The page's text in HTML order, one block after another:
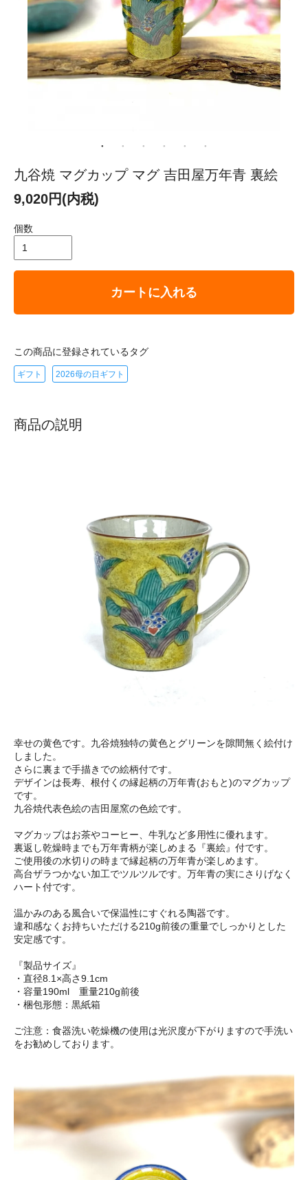
九谷焼 マグカップ マグ 吉田屋万年青 裏絵
9,020円(内税)
個数
カートに入れる
この商品に登録されているタグ
ギフト 2026母の日ギフト
商品の説明
幸せの黄色です。九谷焼独特の黄色とグリーンを隙間無く絵付け
しました。
さらに裏まで手描きでの絵柄付です。
デザインは長寿、根付くの縁起柄の万年青(おもと)のマグカップ
です。
九谷焼代表色絵の吉田屋窯の色絵です。
マグカップはお茶やコーヒー、牛乳など多用性に優れます。
裏返し乾燥時までも万年青柄が楽しめまる『裏絵』付です。
ご使用後の水切りの時まで縁起柄の万年青が楽しめます。
高台ザラつかない加工でツルツルです。万年青の実にさりげなく
ハート付です。
温かみのある風合いで保温性にすぐれる陶器です。
違和感なくお持ちいただける210g前後の重量でしっかりとした
安定感です。
『製品サイズ』
・直径8.1×高さ9.1cm
・容量190ml 重量210g前後
・梱包形態：黒紙箱
ご注意：食器洗い乾燥機の使用は光沢度が下がりますので手洗い
をお勧めしております。